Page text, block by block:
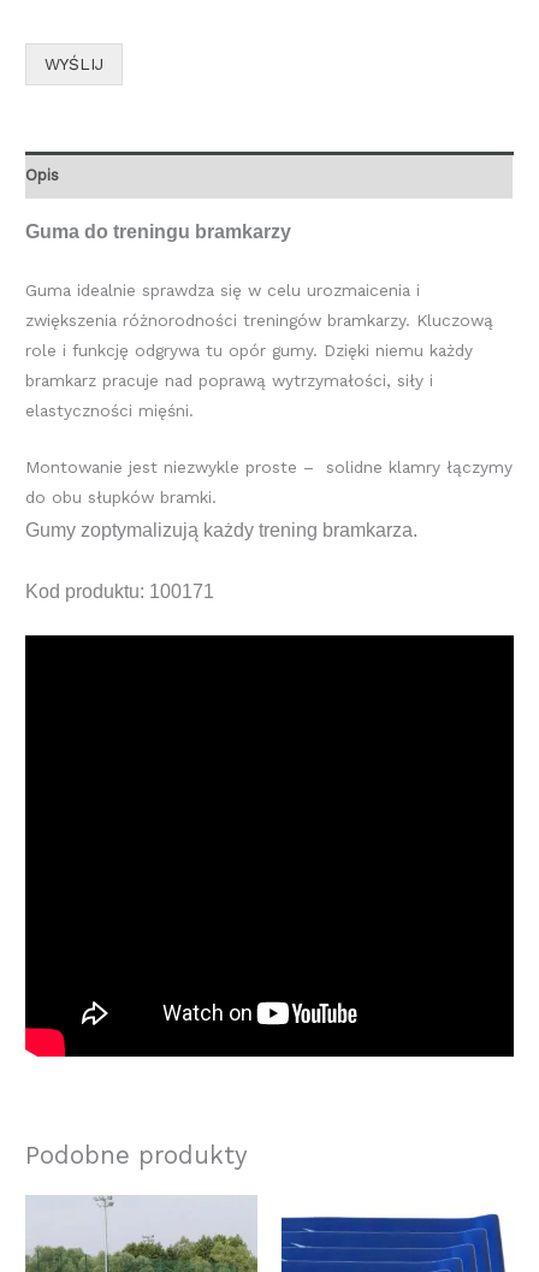
WYŚLIJ
Opis
Guma do treningu bramkarzy
Guma idealnie sprawdza się w celu urozmaicenia i
zwiększenia różnorodności treningów bramkarzy. Kluczową
role i funkcję odgrywa tu opór gumy. Dzięki niemu każdy
bramkarz pracuje nad poprawą wytrzymałości, siły i
elastyczności mięśni.
Montowanie jest niezwykle proste – solidne klamry łączymy
do obu słupków bramki.
Gumy zoptymalizują każdy trening bramkarza.
Kod produktu: 100171
Podobne produkty